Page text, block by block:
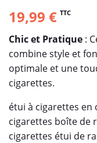
19,99 € TTC
Chic et Pratique :
combine style et
optimale et une
cigarettes.
étui à cigarettes en
cigarettes boîte de
cigarettes étui de